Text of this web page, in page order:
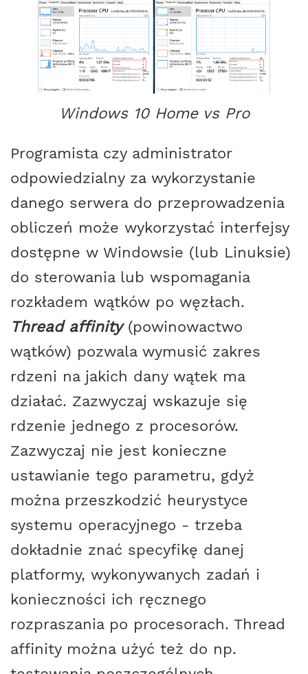
Windows 10 Home vs Pro
Programista czy administrator
odpowiedzialny za wykorzystanie
danego serwera do przeprowadzenia
obliczeń może wykorzystać interfejsy
dostępne w Windowsie (lub Linuksie)
do sterowania lub wspomagania
rozkładem wątków po węzłach.
Thread affinity(powinowactwo
wątków) pozwala wymusić zakres
rdzeni na jakich dany wątek ma
działać. Zazwyczaj wskazuje się
rdzenie jednego z procesorów.
Zazwyczaj nie jest konieczne
ustawianie tego parametru, gdyż
można przeszkodzić heurystyce
systemu operacyjnego - trzeba
dokładnie znać specyfikę danej
platformy, wykonywanych zadań i
konieczności ich ręcznego
rozpraszania po procesorach. Thread
affinity można użyć też do np.